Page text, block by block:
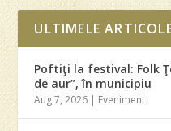
ULTIMELE
Poftiţi la festival: Folk
de aur”, în municipiu
Aug 7, 2026 | Eveniment